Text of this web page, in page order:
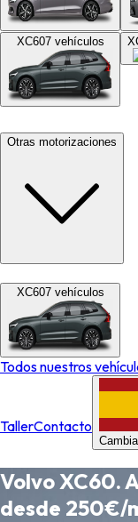
XC607vehículos
Otras motorizaciones
XC607vehículos
Todos nuestros
TallerContacto
Volvo XC60.
desde 250€/